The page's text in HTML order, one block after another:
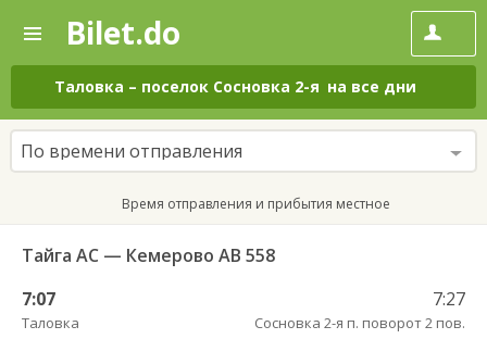
—
Поиск
и
покупка
билетов
на
автобус
онлайн
Bilet.do
Таловка – поселок Сосновка 2-я на все дни
По времени отправления
Время отправления и прибытия местное
Тайга АС — Кемерово АВ 558
7:07
Таловка
7:27
Сосновка 2-я п. поворот 2 пов.